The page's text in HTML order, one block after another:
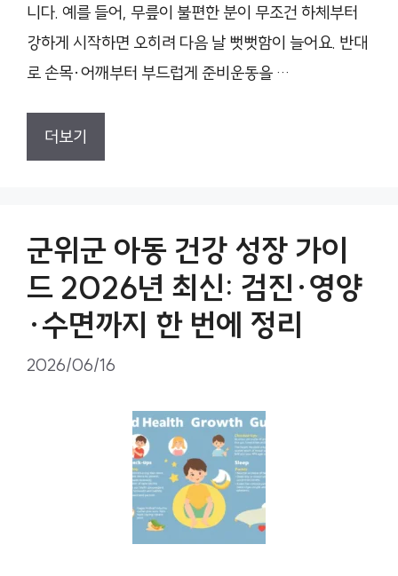
니다. 예를 들어, 무릎이 불편한 분이 무조건 하체부터
강하게 시작하면 오히려 다음 날 뻣뻣함이 늘어요. 반대
로 손목·어깨부터 부드럽게 준비운동을 …
더보기
군위군 아동 건강 성장 가이
드 2026년 최신: 검진·영양
·수면까지 한 번에 정리
2026/06/16